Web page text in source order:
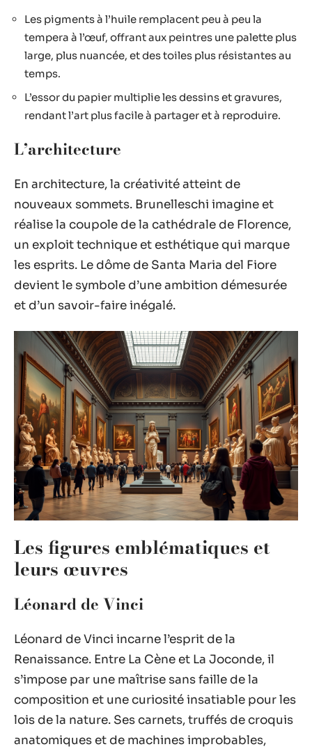
Les pigments à l’huile remplacent peu à peu la
tempera à l’œuf, offrant aux peintres une palette plus
large, plus nuancée, et des toiles plus résistantes au
temps.
L’essor du papier multiplie les dessins et gravures,
rendant l’art plus facile à partager et à reproduire.
L’architecture
En architecture, la créativité atteint de
nouveaux sommets. Brunelleschi imagine et
réalise la coupole de la cathédrale de Florence,
un exploit technique et esthétique qui marque
les esprits. Le dôme de Santa Maria del Fiore
devient le symbole d’une ambition démesurée
et d’un savoir-faire inégalé.
Les figures emblématiques et
leurs œuvres
Léonard de Vinci
Léonard de Vinci incarne l’esprit de la
Renaissance. Entre La Cène et La Joconde, il
s’impose par une maîtrise sans faille de la
composition et une curiosité insatiable pour les
lois de la nature. Ses carnets, truffés de croquis
anatomiques et de machines improbables,